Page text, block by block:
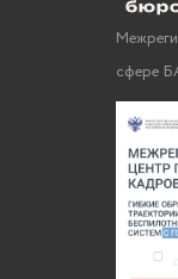
сфере